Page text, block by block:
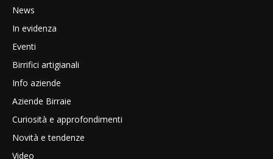
News
In evidenza
Eventi
Birrifici artigianali
Info aziende
Aziende Birraie
Curiosità e approfondimenti
Novità e tendenze
Video